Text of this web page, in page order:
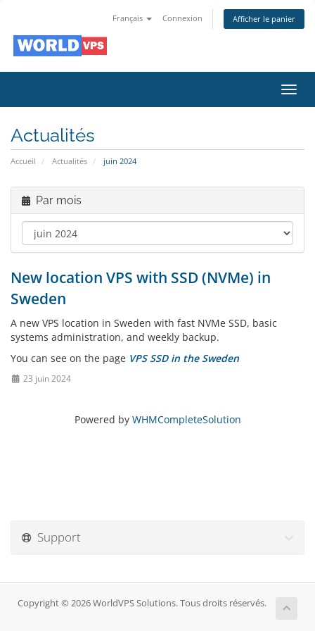
Français Connexion Afficher le panier
la
Actualités
Accueil Actualités juin 2024
Par mois
New location VPS with SSD (NVMe) in
Sweden
A new VPS location in Sweden with fast NVMe SSD, basic
systems administration, and weekly backup.
You can see on the page VPS SSD in the Sweden
23 juin 2024
Powered by WHMCompleteSolution
Support
Copyright © 2026 WorldVPS Solutions. Tous droits réservés.